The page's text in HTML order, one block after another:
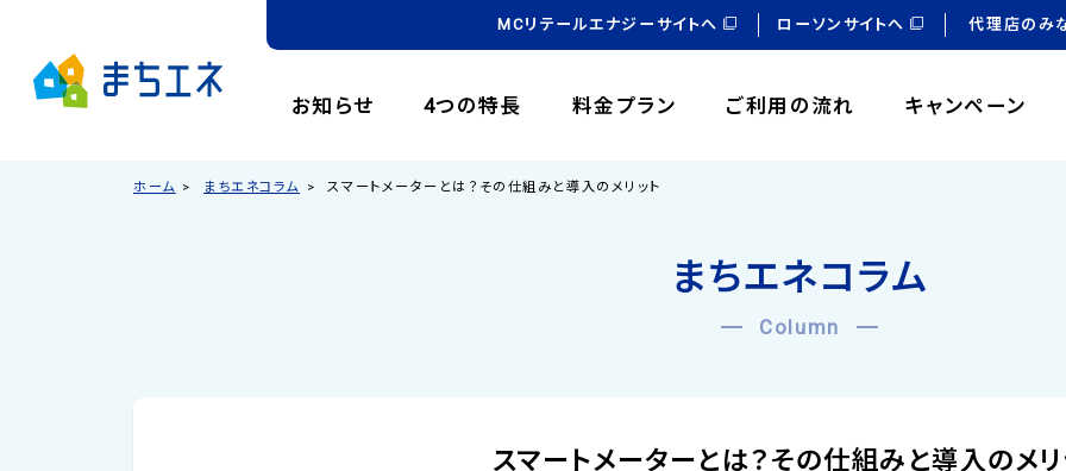
お知らせ 4つの特長 料金プラン ご利用の流れ キャンペーン
MCリテールエナジーサイトへ ローソンサイトへ 代理店のみ
ホーム まちエネコラム スマートメーターとは？その仕組みと導入のメリット
まちエネコラム
Column
スマートメーターとは？その仕組みと導入のメリ